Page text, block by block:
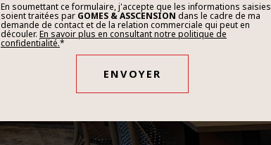
En soumettant ce formulaire, j'accepte que les informations saisies
soient traitées par GOMES & ASSCENSION dans le cadre de ma
demande de contact et de la relation commerciale qui peut en
découler. En savoir plus en consultant notre politique de
confidentialité.*